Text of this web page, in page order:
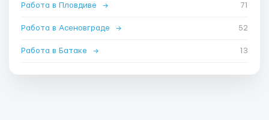
Работа в Пловдиве → 71
Работа в Асеновграде → 52
Работа в Батаке → 13